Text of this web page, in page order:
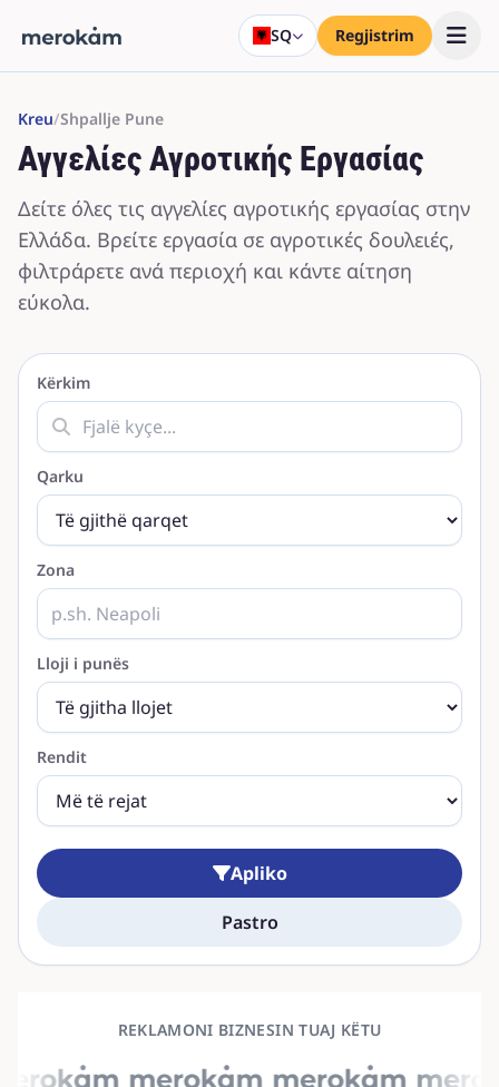
SQ Regjistrim
Kreu/Shpallje Pune
Αγγελίες Αγροτικής Εργασίας
Δείτε όλες τις αγγελίες αγροτικής εργασίας στην
Ελλάδα. Βρείτε εργασία σε αγροτικές δουλειές,
φιλτράρετε ανά περιοχή και κάντε αίτηση
εύκολα.
Kërkim
Qarku
Zona
Lloji i punës
Rendit
Apliko
Pastro
REKLAMONI BIZNESIN TUAJ KËTU